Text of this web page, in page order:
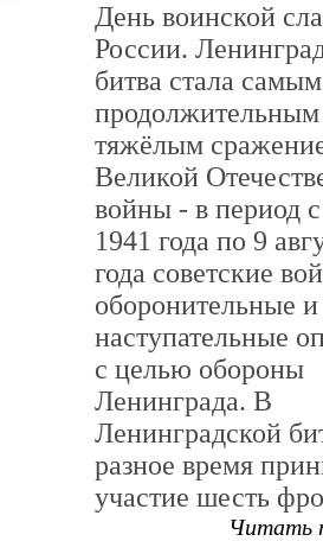
День воинской
России.
битва стала самым
тяжёлым
Великой
войны - в период
1941 года по 9
года советские
оборонительные и
наступательные
с целью обороны
Ленинграда. В
Ленинградской
разное время
участие шесть
Читать